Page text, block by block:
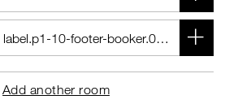
Add another room